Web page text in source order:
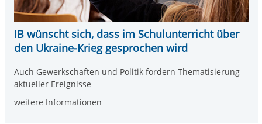
IB wünscht sich, dass im Schulunterricht über
den Ukraine-Krieg gesprochen wird
Auch Gewerkschaften und Politik fordern Thematisierung
aktueller Ereignisse
weitere Informationen